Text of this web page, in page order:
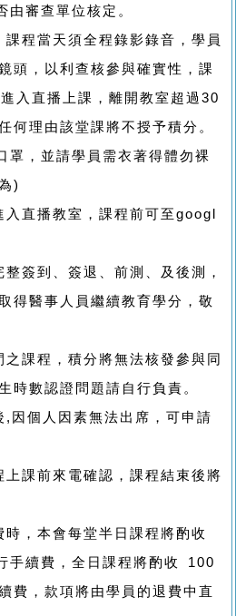
審查單位核定。
程當天須全程錄影錄音，學員
頭，以利查核參與確實性，課
入直播上課，離開教室超過30
何理由該堂課將不授予積分。
罩，並請學員需衣著得體勿裸
)
直播教室，課程前可至googl
簽到、簽退、前測、及後測，
得醫事人員繼續教育學分，敬
課程，積分將無法核發參與同
時數認證問題請自行負責。
因個人因素無法出席，可申請
課前來電確認，課程結束後將
，本會每堂半日課程將酌收
手續費，全日課程將酌收 100
費，款項將由學員的退費中直